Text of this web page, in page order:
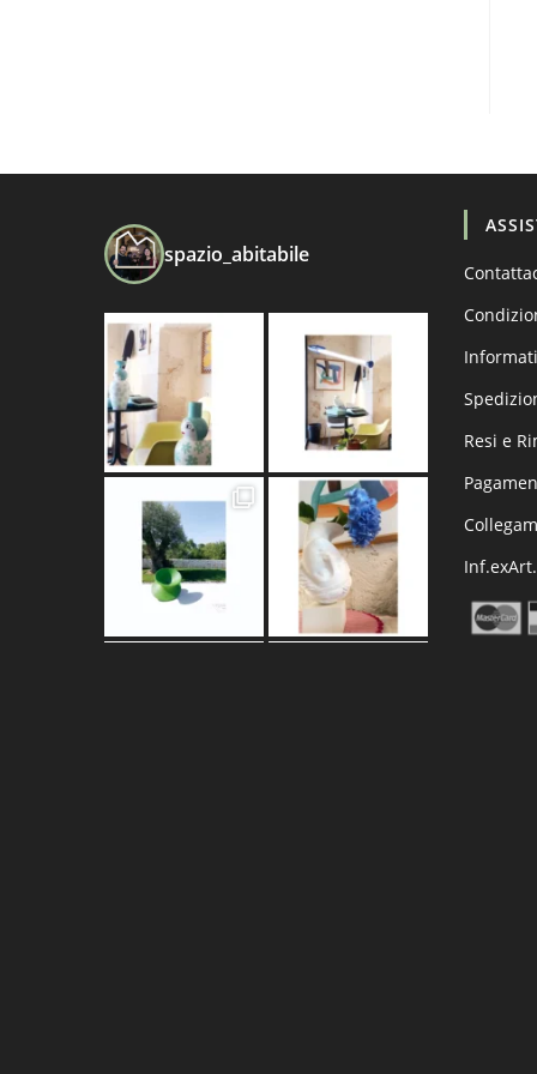
spazio_abitabile
Resi e